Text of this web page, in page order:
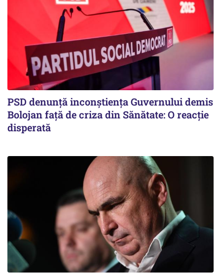
PSD denunță inconștiența Guvernului demis
Bolojan față de criza din Sănătate: O reacție
disperată